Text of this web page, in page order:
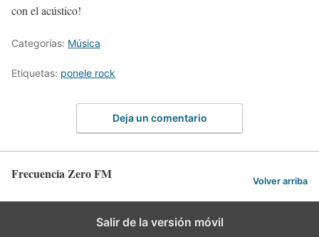
con el acústico!
Categorías: Música
Etiquetas: ponele rock
Deja un comentario
Frecuencia Zero FM Volver arriba
Salir de la versión móvil